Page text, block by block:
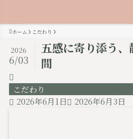
ホーム こだわり
五感に寄り添う
間
2026
6/03
こだわり
2026年6月1日
2026年6月3日